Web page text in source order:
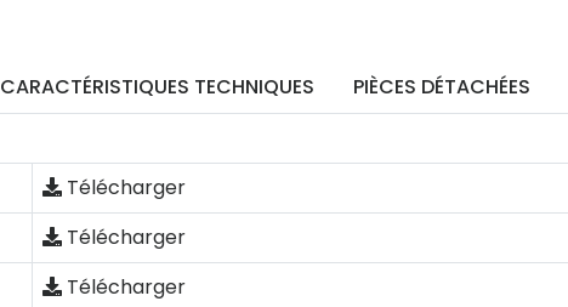
CARACTÉRISTIQUES TECHNIQUES PIÈCES DÉTACHÉES
Télécharger
Télécharger
Télécharger